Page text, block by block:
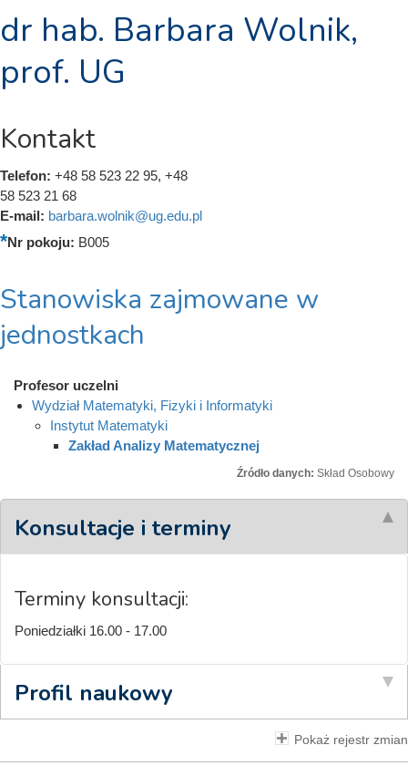
dr hab. Barbara Wolnik,
prof. UG
Kontakt
Telefon: +48 58 523 22 95, +48
58 523 21 68
E-mail: barbara.wolnik@ug.edu.pl
Nr pokoju: B005
Stanowiska zajmowane w
jednostkach
Profesor uczelni
Wydział Matematyki, Fizyki i Informatyki
Instytut Matematyki
Zakład Analizy Matematycznej
Źródło danych: Skład Osobowy
Konsultacje i terminy
Terminy konsultacji:
Poniedziałki 16.00 - 17.00
Profil naukowy
Pokaż rejestr zmian